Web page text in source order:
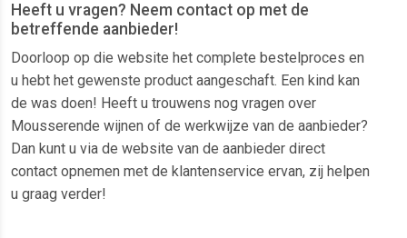
Heeft u vragen? Neem contact op met de
betreffende aanbieder!
Doorloop op die website het complete bestelproces en
u hebt het gewenste product aangeschaft. Een kind kan
de was doen! Heeft u trouwens nog vragen over
Mousserende wijnen of de werkwijze van de aanbieder?
Dan kunt u via de website van de aanbieder direct
contact opnemen met de klantenservice ervan, zij helpen
u graag verder!